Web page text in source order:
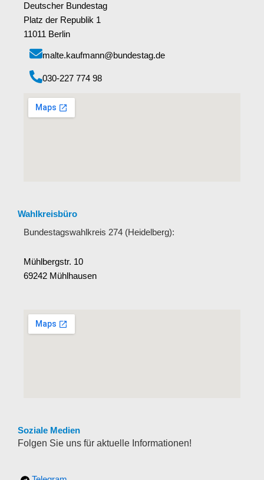
Deutscher Bundestag
Platz der Republik 1
11011 Berlin
malte.kaufmann@bundestag.de
‭030-227 774 98‬
Wahlkreisbüro
Bundestagswahlkreis 274 (Heidelberg):
Mühlbergstr. 10
69242 Mühlhausen
Soziale Medien
Folgen Sie uns für aktuelle Informationen!